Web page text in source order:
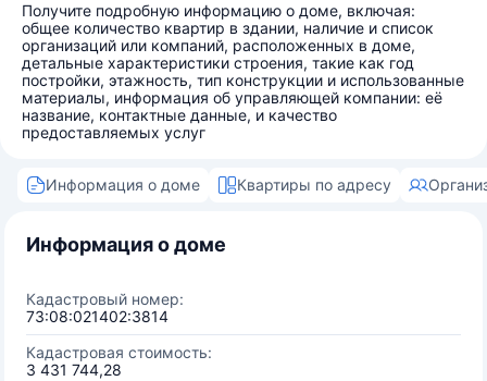
Получите подробную информацию о доме, включая:
общее количество квартир в здании, наличие и список
организаций или компаний, расположенных в доме,
детальные характеристики строения, такие как год
постройки, этажность, тип конструкции и использованные
материалы, информация об управляющей компании: её
название, контактные данные, и качество
предоставляемых услуг
Информация о доме Квартиры по адресу
Информация о доме
Кадастровый номер:
73:08:021402:3814
Кадастровая стоимость:
3 431 744,28